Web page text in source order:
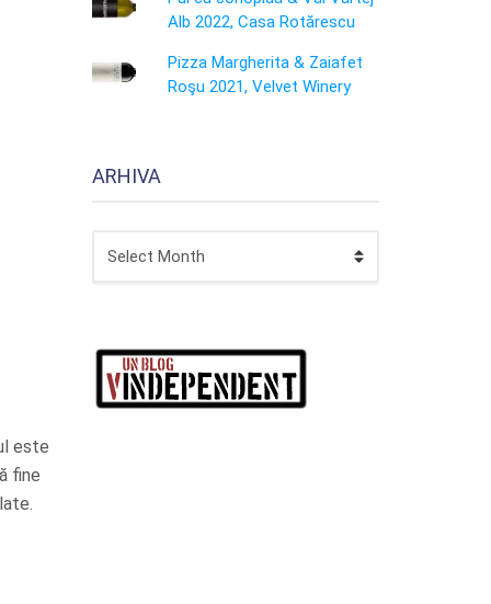
este
fine
Alb 2022, Casa Rotărescu
Pizza Margherita & Zaiafet
Roşu 2021, Velvet Winery
ARHIVA